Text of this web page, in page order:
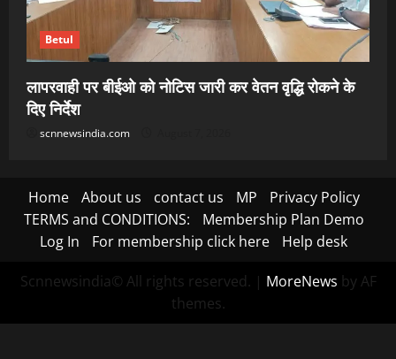
Betul
लापरवाही पर बीईओ को नोटिस जारी कर वेतन वृद्धि रोकने के
दिए निर्देश
scnnewsindia.com
Home About us contact us MP
Privacy Policy
TERMS and CONDITIONS:
Membership Plan Demo
Log In
For membership click here Help desk
Scnnewsindia© All rights reserved. | MoreNews by AF
themes.